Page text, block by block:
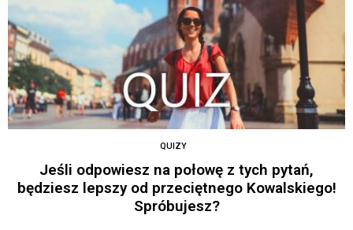
QUIZY
Jeśli odpowiesz na połowę z tych pytań,
będziesz lepszy od przeciętnego Kowalskiego!
Spróbujesz?